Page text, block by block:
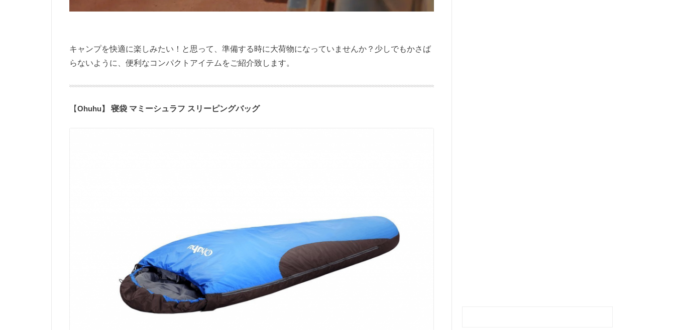
キャンプを快適に楽しみたい！と思って、準備する時に大荷物になっていませんか？少しでもかさば
らないように、便利なコンパクトアイテムをご紹介致します。
【Ohuhu】 寝袋 マミーシュラフ スリーピングバッグ